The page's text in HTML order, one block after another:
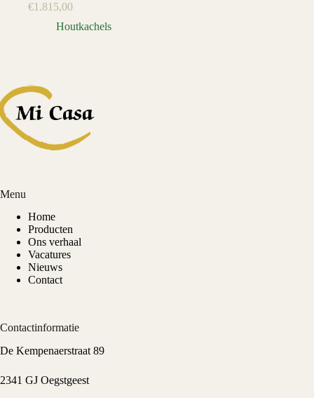
€1.815,00
Houtkachels
Menu
Home
Producten
Ons verhaal
Vacatures
Nieuws
Contact
Contactinformatie
De Kempenaerstraat 89
2341 GJ Oegstgeest